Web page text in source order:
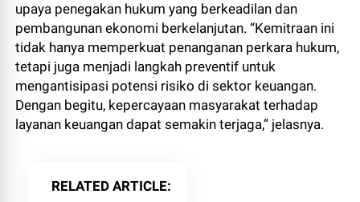
upaya penegakan hukum yang berkeadilan dan
pembangunan ekonomi berkelanjutan. “Kemitraan ini
tidak hanya memperkuat penanganan perkara hukum,
tetapi juga menjadi langkah preventif untuk
mengantisipasi potensi risiko di sektor keuangan.
Dengan begitu, kepercayaan masyarakat terhadap
layanan keuangan dapat semakin terjaga,” jelasnya.
RELATED ARTICLE